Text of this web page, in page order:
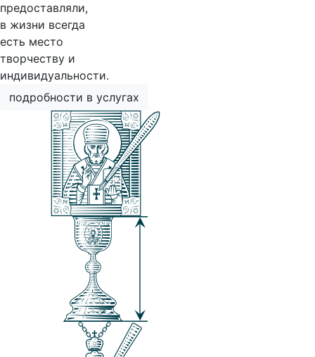
предоставляли,
в жизни всегда
есть место
творчеству и
индивидуальности.
подробности в услугах